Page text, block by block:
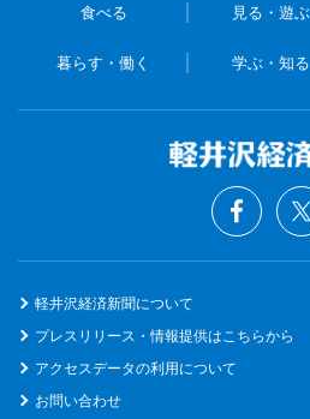
食べる 見る・遊ぶ
暮らす・働く 学ぶ・知る
軽井沢経済新聞について
プレスリリース・情報提供はこちらから
アクセスデータの利用について
お問い合わせ